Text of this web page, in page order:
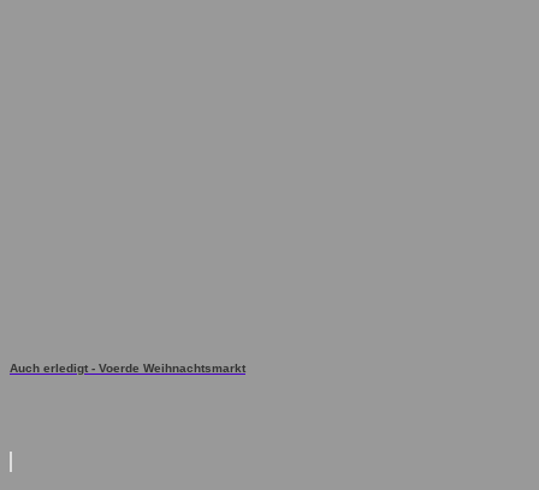
Auch erledigt - Voerde Weihnachtsmarkt